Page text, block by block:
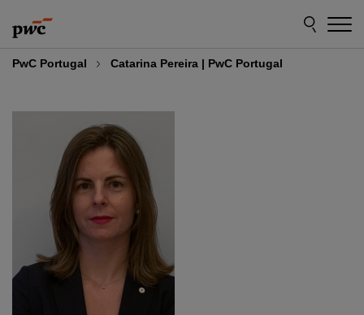
to
content
to
footer
PwC Portugal Catarina Pereira | PwC Portugal